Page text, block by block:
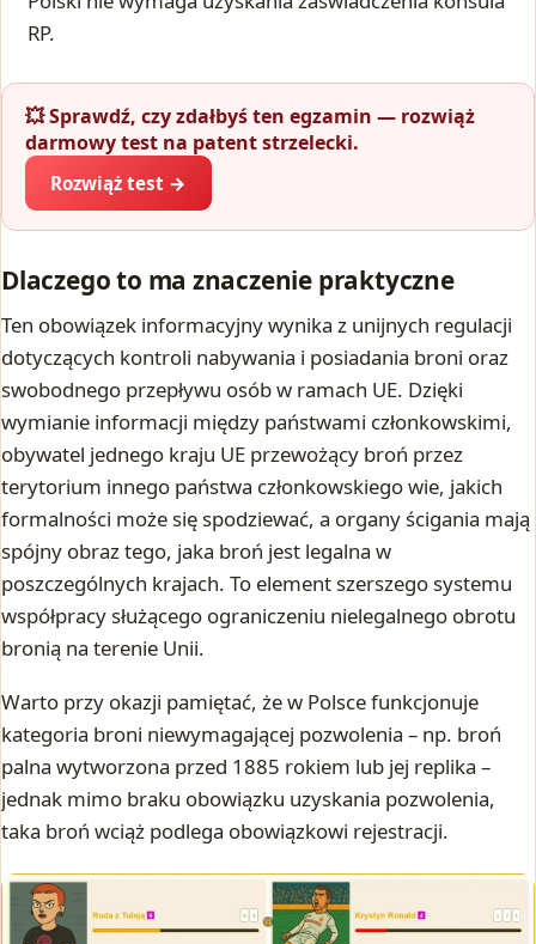
RP.
💥 Sprawdź, czy zdałbyś ten egzamin — rozwiąż
darmowy test na patent strzelecki.
Rozwiąż test →
Dlaczego to ma znaczenie praktyczne
Ten obowiązek informacyjny wynika z unijnych regulacji
dotyczących kontroli nabywania i posiadania broni oraz
swobodnego przepływu osób w ramach UE. Dzięki
wymianie informacji między państwami członkowskimi,
obywatel jednego kraju UE przewożący broń przez
terytorium innego państwa członkowskiego wie, jakich
formalności może się spodziewać, a organy ścigania mają
spójny obraz tego, jaka broń jest legalna w
poszczególnych krajach. To element szerszego systemu
współpracy służącego ograniczeniu nielegalnego obrotu
bronią na terenie Unii.
Warto przy okazji pamiętać, że w Polsce funkcjonuje
kategoria broni niewymagającej pozwolenia – np. broń
palna wytworzona przed 1885 rokiem lub jej replika –
jednak mimo braku obowiązku uzyskania pozwolenia,
taka broń wciąż podlega obowiązkowi rejestracji.